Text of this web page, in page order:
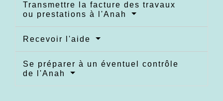
Transmettre la facture des travaux
ou prestations à l'Anah
Recevoir l'aide
Se préparer à un éventuel contrôle
de l'Anah